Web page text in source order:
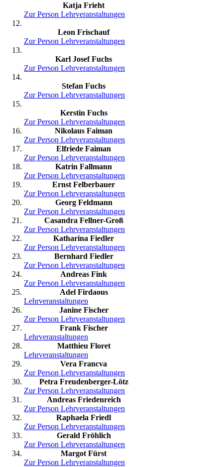
Katja Frieht
Zur Person Lehrveranstaltungen
Leon Frischauf
Zur Person Lehrveranstaltungen
Karl Josef Fuchs
Zur Person Lehrveranstaltungen
Stefan Fuchs
Zur Person Lehrveranstaltungen
Kerstin Fuchs
Zur Person Lehrveranstaltungen
Nikolaus Faiman
Zur Person Lehrveranstaltungen
Elfriede Faiman
Zur Person Lehrveranstaltungen
Katrin Fallmann
Zur Person Lehrveranstaltungen
Ernst Felberbauer
Zur Person Lehrveranstaltungen
Georg Feldmann
Zur Person Lehrveranstaltungen
Casandra Fellner-Groß
Zur Person Lehrveranstaltungen
Katharina Fiedler
Zur Person Lehrveranstaltungen
Bernhard Fiedler
Zur Person Lehrveranstaltungen
Andreas Fink
Zur Person Lehrveranstaltungen
Adel Firdaous
Lehrveranstaltungen
Janine Fischer
Zur Person Lehrveranstaltungen
Frank Fischer
Lehrveranstaltungen
Matthieu Floret
Lehrveranstaltungen
Vera Francva
Zur Person Lehrveranstaltungen
Petra Freudenberger-Lötz
Zur Person Lehrveranstaltungen
Andreas Friedenreich
Zur Person Lehrveranstaltungen
Raphaela Friedl
Zur Person Lehrveranstaltungen
Gerald Fröhlich
Zur Person Lehrveranstaltungen
Margot Fürst
Zur Person Lehrveranstaltungen